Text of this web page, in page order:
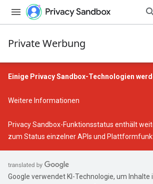
Private Werbung
Einige Privacy Sandbox-Technologien
Weitere Informationen
Privacy Sandbox-Funktionsstatus enthält
zum Status einzelner APIs und
Google verwendet KI-Technologie, um Inhalte